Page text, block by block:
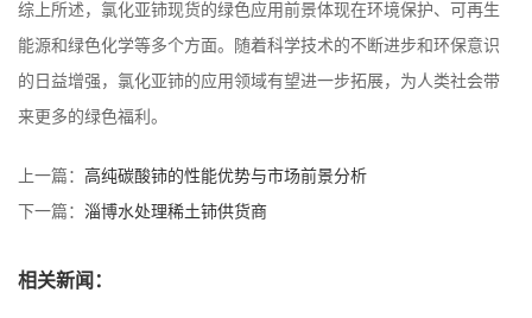
综上所述，氯化亚铈现货的绿色应用前景体现在环境保护、可再生
能源和绿色化学等多个方面。随着科学技术的不断进步和环保意识
的日益增强，氯化亚铈的应用领域有望进一步拓展，为人类社会带
来更多的绿色福利。
上一篇： 高纯碳酸铈的性能优势与市场前景分析
下一篇： 淄博水处理稀土铈供货商
相关新闻：